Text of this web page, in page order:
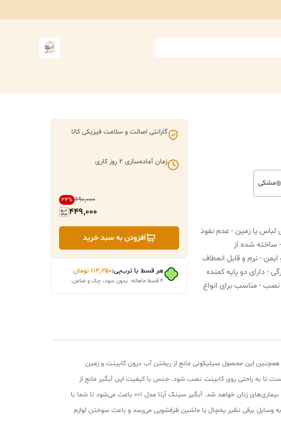
مشکی
لباس یا زمین - عدم نفوذ
ساخته شده از
- نرم و قابل انعطاف
- دارای دو پایه کمنده
- مناسب برای انواع
گارانتی اصالت و سلامت فیزیکی کالا
زمان آماده‌سازی 2 روز کاری
۶۹۰٬۰۰۰ 34%
449,000
افزودن به سبد خرید
هر قسط با ترب‌پی:۱۱۲٬۲۵۰ تومان
۴ قسط ماهانه. بدون سود، چک و ضامن.
این محصول سیلیکونی مانع از ریختن آب درون کابینت و زمین
تا به راحتی روی کابینت نصب شود. جنس با کیفیت این آبگیر مانع از
دفرمه شدن و پارگی این آبگیر خواهد شد. ریختن آب روی بدن و قسمت شکم و خیس شدن لباس باعث بروز انواع بیماری‌های زنان خواهد شد. آبگیر سینک آرتا مدل 001 باعث می‌شود تا شما با
وسایل برقی نظیر یخچال یا ماشین‌ ظرفشویی می‌رسد و باعث سوختن لوازم